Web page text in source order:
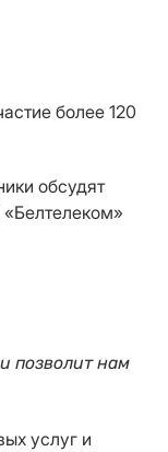
более 120
обсудят
позволит нам
услуг и